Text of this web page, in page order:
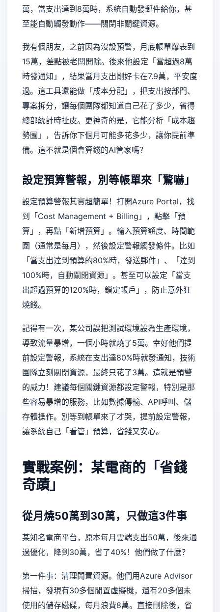
萬，當支出達到8萬時，系統自動發郵件給你，甚
至能自動觸發動作——關閉非關鍵資源。
我有個朋友，之前因為沒設預警，月底帳單爆表到
15萬，差點被老闆開除。後來他設定「當超過8萬
時發通知」，結果當月支出剛好卡在7.9萬，平安度
過。這工具還能做「成本分配」，把支出按部門、
專案拆分，讓每個團隊都知道自己花了多少，省得
總部統計時扯皮。更神奇的是，它能分析「成本趨
勢圖」，告訴你下個月可能多花多少，讓你提前準
備。這不就是個會算錢的AI管家嗎？
設定預算警報，別等帳單來「驚嚇」
設定預算警報其實超簡單！打開Azure Portal，找
到「Cost Management + Billing」，點擊「預
算」，再點「新增預算」。輸入預算額度、時間範
圍（通常是每月），然後設定警報觸發條件。比如
「當支出達到預算的80%時，發送郵件」、「達到
100%時，自動關閉資源」。甚至可以設定「當支
出超過預算的120%時，鎖定帳戶」，防止意外狂
燒錢。
記得有一次，某公司誤把測試環境設為生產環境，
導致流量暴增，一個小時就燒了5萬。幸好他們提
前設定警報，系統在支出達80%時就發通知，技術
團隊立刻關閉資源，最終只花了3萬。這就是預警
的威力！建議每個關鍵資源都設定警報，特別是那
些容易暴增的服務，比如數據傳輸、API呼叫、儲
存體操作。別等到帳單來了才哭，提前設定警報，
讓系統自己「看管」預算，省錢又安心。
實戰案例：某電商的「省錢
奇蹟」
從月燒50萬到30萬，只做這3件事
某知名電商平台，原本每月雲端支出50萬，後來通
過優化，降到30萬，省了40%！他們做了什麼？
第一件事：清理閒置資源。他們用Azure Advisor
掃描，發現有30多個閒置虛擬機，還有20多個未
使用的儲存磁碟，每月浪費8萬。直接刪除後，省